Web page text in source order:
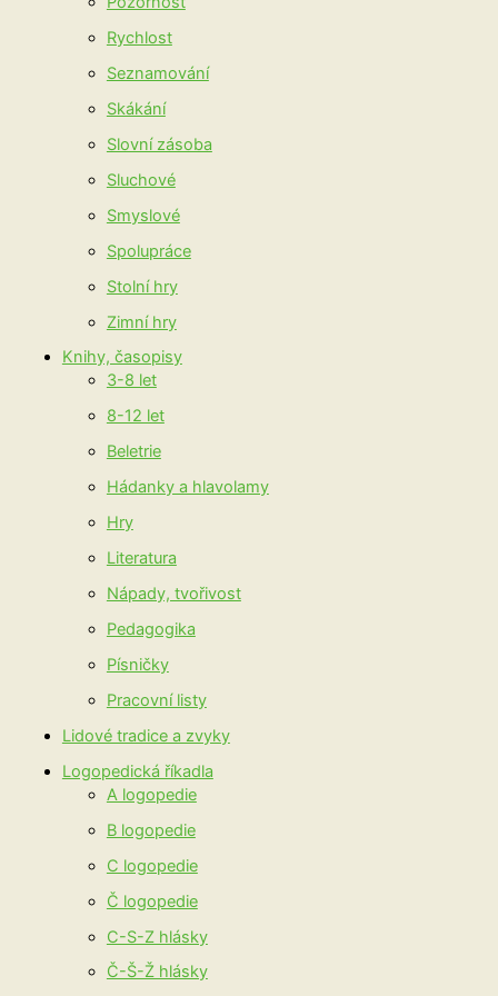
Rychlost
Seznamování
Skákání
Slovní zásoba
Sluchové
Smyslové
Spolupráce
Stolní hry
Zimní hry
Knihy, časopisy
3-8 let
8-12 let
Beletrie
Hádanky a hlavolamy
Hry
Literatura
Nápady, tvořivost
Pedagogika
Písničky
Pracovní listy
Lidové tradice a zvyky
Logopedická říkadla
A logopedie
B logopedie
C logopedie
Č logopedie
C-S-Z hlásky
Č-Š-Ž hlásky